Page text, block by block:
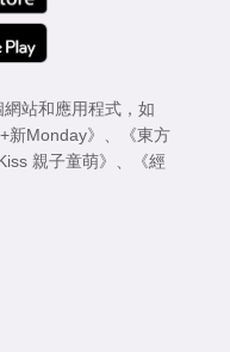
站和應用程式，如
新Monday》
《東方
親子童萌》
《經